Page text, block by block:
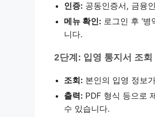
인증: 공동인증서, 금융
메뉴 확인: 로그인 후 ‘
니다.
2단계: 입영 통지서 조회
조회: 본인의 입영 정보
출력: PDF 형식 등으로
수 있습니다.